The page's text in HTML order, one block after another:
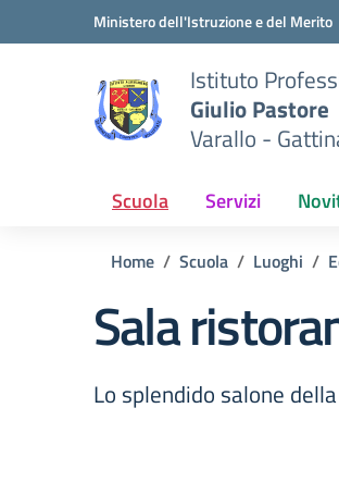
Vai ai contenuti
Vai al menu di navigazioneMinistero dell'Istruzione e del Merito
Istituto
Giulio Pastore
Varallo -
Scuola Servizi
Home Scuola Luoghi
Sala
Lo splendido salone